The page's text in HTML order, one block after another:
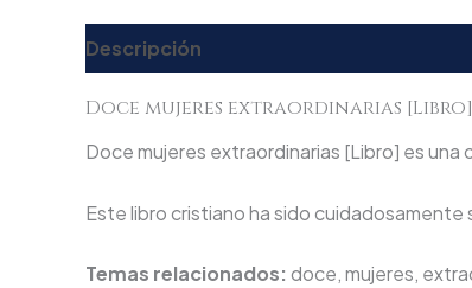
Descripción
Doce mujeres extraordinarias [Libro]
Doce mujeres extraordinarias [Libro] es
Este libro cristiano ha sido
Temas relacionados: doce, mujeres,